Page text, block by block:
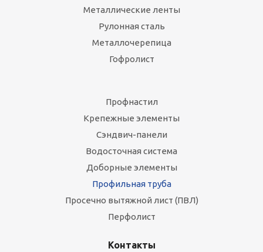
Металлические ленты
Рулонная сталь
Металлочерепица
Гофролист
Профнастил
Крепежные элементы
Сэндвич-панели
Водосточная система
Доборные элементы
Профильная труба
Просечно вытяжной лист (ПВЛ)
Перфолист
Контакты